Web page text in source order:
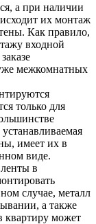
а при наличии
их монтаж
Как правило,
входной
межкомнатных
только для
имеет их в
виде.
в
случае, металл
а также
квартиру может